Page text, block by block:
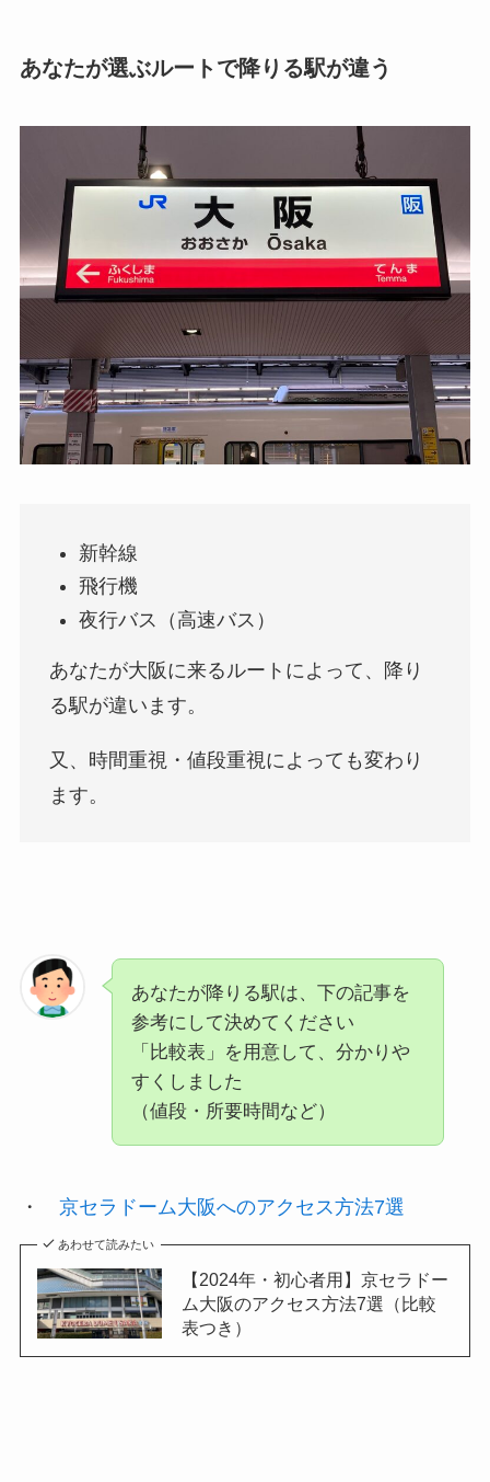
あなたが選ぶルートで降りる駅が違う
新幹線
飛行機
夜行バス（高速バス）
あなたが大阪に来るルートによって、降り
る駅が違います。
又、時間重視・値段重視によっても変わり
ます。
あなたが降りる駅は、下の記事を
参考にして決めてください
「比較表」を用意して、分かりや
すくしました
（値段・所要時間など）
・ 京セラドーム大阪へのアクセス方法7選
あわせて読みたい
【2024年・初心者用】京セラドー
ム大阪のアクセス方法7選（比較
表つき）